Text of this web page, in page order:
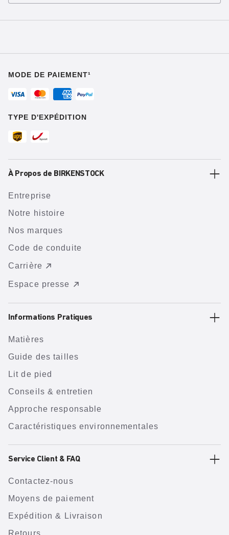
MODE DE PAIEMENT¹
TYPE D'EXPÉDITION
À Propos de BIRKENSTOCK
Entreprise
Notre histoire
Nos marques
Code de conduite
Carrière
Espace presse
Informations Pratiques
Matières
Guide des tailles
Lit de pied
Conseils & entretien
Approche responsable
Caractéristiques environnementales
Service Client & FAQ
Contactez-nous
Moyens de paiement
Expédition & Livraison
Retours